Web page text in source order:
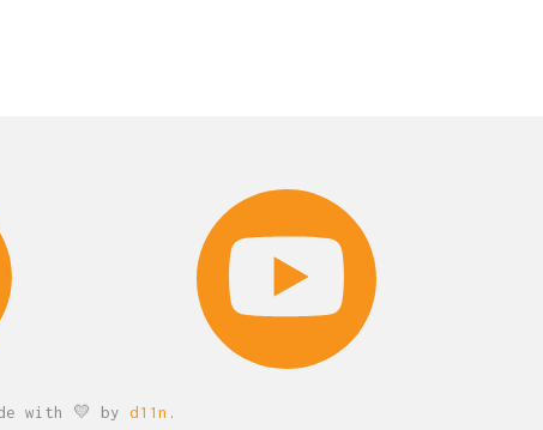
with 💛 by d11n .